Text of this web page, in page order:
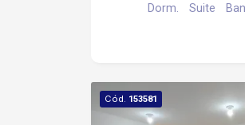
Dorm. Suite
Cód. 153581